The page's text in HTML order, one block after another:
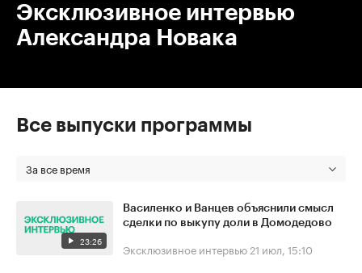
Эксклюзивное интервью
Александра Новака
Все выпуски программы
За все время
23:26
Василенко и Ванцев объяснили смысл
сделки по выкупу доли в Домодедово
Эксклюзивное интервью 21 июл, 15:10